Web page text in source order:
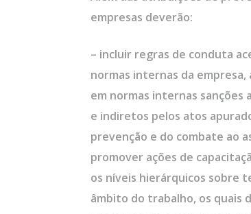
empresas deverão:
– incluir regras de conduta
normas internas da
em normas internas sanções
e indiretos pelos atos
prevenção e do combate ao
promover ações de
os níveis hierárquicos sobre
âmbito do trabalho, os quais